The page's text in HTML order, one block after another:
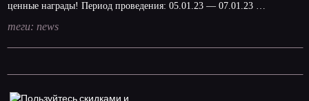
ценные награды! Период проведения: 05.01.23 — 07.01.23 …
теги: news